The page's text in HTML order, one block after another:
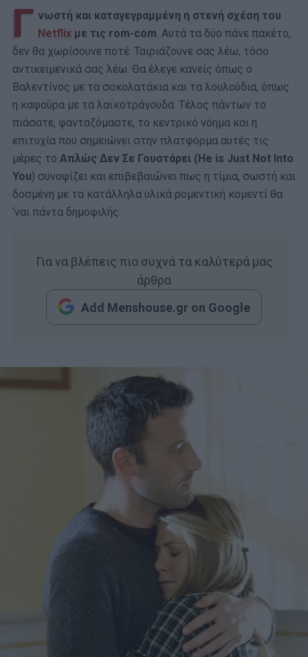
Γ νωστή και καταγεγραμμένη η στενή σχέση του
Netflix με τις rom-com. Αυτά τα δύο πάνε πακέτο,
δεν θα χωρίσουνε ποτέ. Ταιριάζουνε σας λέω, τόσο
αντικειμενικά σας λέω. Θα έλεγε κανείς όπως ο
Βαλεντίνος με τα σοκολατάκια και τα λουλούδια, όπως
η καψούρα με τα λαϊκοτράγουδα. Τέλος πάντων το
πιάσατε, φανταζόμαστε, το κεντρικό νόημα και η
επιτυχία που σημειώνει στην πλατφόρμα αυτές τις
μέρες το Απλώς Δεν Σε Γουστάρει (He is Just Not Into
You) συνοψίζει και επιβεβαιώνει πως η τίμια, σωστή και
δοσμένη με τα κατάλληλα υλικά ρομεντική κομεντί θα
‘ναι πάντα δημοφιλής.
Για να βλέπεις πιο συχνά τα καλύτερά μας
άρθρα
Add Menshouse.gr on Google